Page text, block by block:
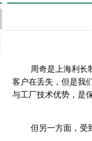
周奇是上海利长
客户在丢失，但是我
与工厂技术优势，是
但另一方面，受